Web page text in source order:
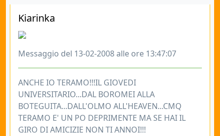
Kiarinka
Messaggio del 13-02-2008 alle ore 13:47:07
ANCHE IO TERAMO!!!IL GIOVEDI
UNIVERSITARIO...DAL BOROMEI ALLA
BOTEGUITA...DALL'OLMO ALL'HEAVEN...CMQ
TERAMO E' UN PO DEPRIMENTE MA SE HAI IL
GIRO DI AMICIZIE NON TI ANNOI!!!